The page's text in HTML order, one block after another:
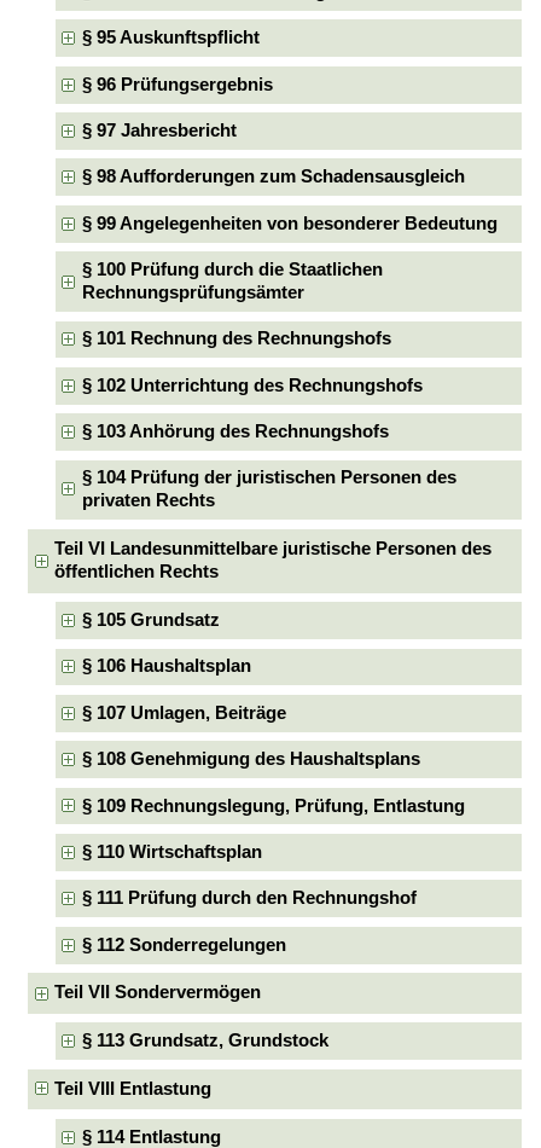
§ 95 Auskunftspflicht
§ 96 Prüfungsergebnis
§ 97 Jahresbericht
§ 98 Aufforderungen zum Schadensausgleich
§ 99 Angelegenheiten von besonderer Bedeutung
§ 100 Prüfung durch die Staatlichen
Rechnungsprüfungsämter
§ 101 Rechnung des Rechnungshofs
§ 102 Unterrichtung des Rechnungshofs
§ 103 Anhörung des Rechnungshofs
§ 104 Prüfung der juristischen Personen des
privaten Rechts
Teil VI Landesunmittelbare juristische Personen des
öffentlichen Rechts
§ 105 Grundsatz
§ 106 Haushaltsplan
§ 107 Umlagen, Beiträge
§ 108 Genehmigung des Haushaltsplans
§ 109 Rechnungslegung, Prüfung, Entlastung
§ 110 Wirtschaftsplan
§ 111 Prüfung durch den Rechnungshof
§ 112 Sonderregelungen
Teil VII Sondervermögen
§ 113 Grundsatz, Grundstock
Teil VIII Entlastung
§ 114 Entlastung